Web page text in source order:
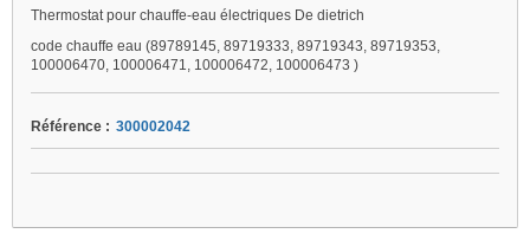
Thermostat pour chauffe-eau électriques De dietrich
code chauffe eau (89789145, 89719333, 89719343, 89719353,
100006470, 100006471, 100006472, 100006473 )
Référence : 300002042